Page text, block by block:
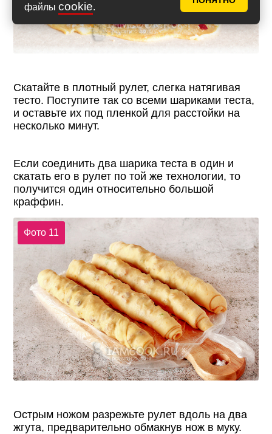
файлы cookie.
Скатайте в плотный рулет, слегка натягивая
тесто. Поступите так со всеми шариками теста,
и оставьте их под пленкой для расстойки на
несколько минут.
Если соединить два шарика теста в один и
скатать его в рулет по той же технологии, то
получится один относительно большой
краффин.
Фото 11
Острым ножом разрежьте рулет вдоль на два
жгута, предварительно обмакнув нож в муку.